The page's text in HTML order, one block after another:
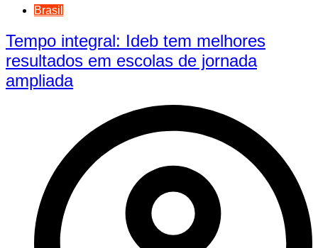
Brasil
Tempo integral: Ideb tem melhores
resultados em escolas de jornada
ampliada